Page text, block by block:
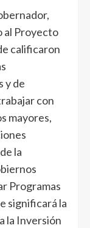
al Proyecto
calificaron
y de
con
mayores,
la
Programas
significará la
la Inversión